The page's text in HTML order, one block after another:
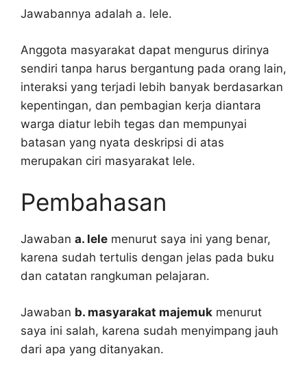
Jawabannya adalah a. lele.
Anggota masyarakat dapat mengurus dirinya
sendiri tanpa harus bergantung pada orang lain,
interaksi yang terjadi lebih banyak berdasarkan
kepentingan, dan pembagian kerja diantara
warga diatur lebih tegas dan mempunyai
batasan yang nyata deskripsi di atas
merupakan ciri masyarakat lele.
Pembahasan
Jawaban a. lele menurut saya ini yang benar,
karena sudah tertulis dengan jelas pada buku
dan catatan rangkuman pelajaran.
Jawaban b. masyarakat majemuk menurut
saya ini salah, karena sudah menyimpang jauh
dari apa yang ditanyakan.